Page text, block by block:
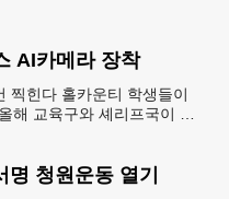
AI카메라 장착
찍힌다 홀카운티 학생들이
해 교육구와 셰리프국이 학
청원운동 열기